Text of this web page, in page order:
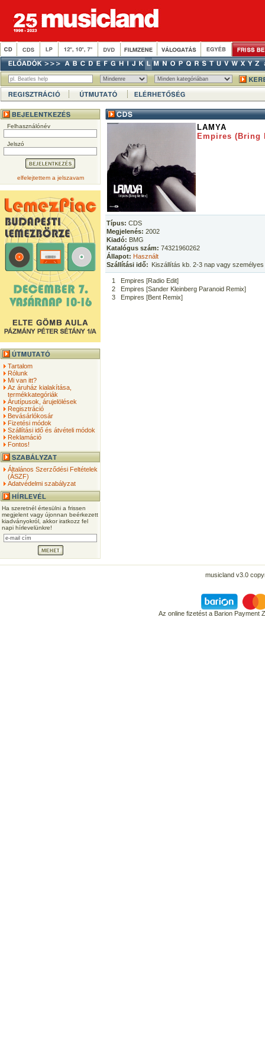
Felhasználónév
Jelszó
elfelejtettem a jelszavam
Tartalom
Rólunk
Mi van itt?
Az áruház kialakítása,
termékkategóriák
Árutípusok, árujelölések
Regisztráció
Bevásárlókosár
Fizetési módok
Szállítási idő és átvételi módok
Reklamáció
Fontos!
Általános Szerződési Feltételek
(ÁSZF)
Adatvédelmi szabályzat
Ha szeretnél értesülni a frissen
megjelent vagy újonnan beérkezett
kiadványokról, akkor iratkozz fel
napi hírlevelünkre!
LAMYA
Empires (Bring
Típus: CDS
Megjelenés: 2002
Kiadó: BMG
Katalógus szám: 74321960262
Állapot: Használt
Szállítási idő: Kiszállítás kb. 2-3 nap vagy
1
Empires [Radio Edit]
2
Empires [Sander Kleinberg Paranoid Remix]
3
Empires [Bent Remix]
musicland v3.0
Az online fizetést a Barion Payment